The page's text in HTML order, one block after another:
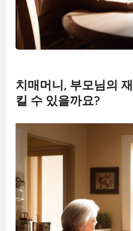
치매머니, 부모님의
킬 수 있을까요?